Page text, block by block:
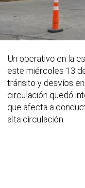
Un operativo en la
este miércoles 13
tránsito y desvíos
circulación quedó
que afecta a
alta circulación.